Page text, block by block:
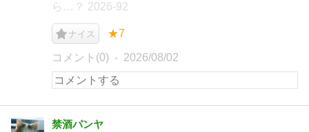
ら…？ 2026-92
ナイス ★7
コメント(0) 2026/08/02
禁酒パンヤ